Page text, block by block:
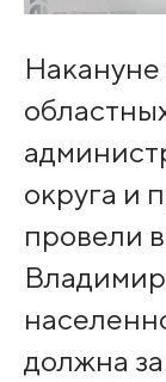
округа и
провели
должна